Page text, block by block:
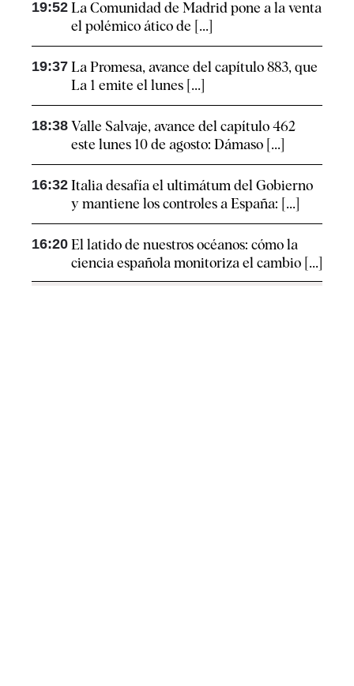
19:52 La Comunidad de Madrid pone a la venta
el polémico ático de [...]
19:37 La Promesa, avance del capítulo 883, que
La 1 emite el lunes [...]
18:38 Valle Salvaje, avance del capítulo 462
este lunes 10 de agosto: Dámaso [...]
16:32 Italia desafía el ultimátum del Gobierno
y mantiene los controles a España: [...]
16:20 El latido de nuestros océanos: cómo la
ciencia española monitoriza el cambio [...]